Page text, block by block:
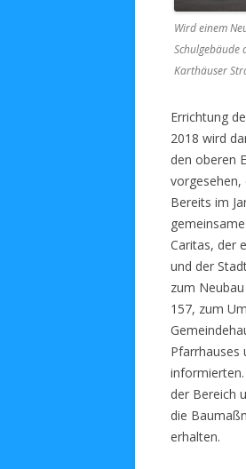
Wird einem
Schulgebäude
Karthäuser
Errichtung
2018 wird
den oberen
vorgesehen,
Bereits im
gemeinsame
Caritas, der
und der
zum
157, zum
Pfarrhauses
der Bereich
die
erhalten.